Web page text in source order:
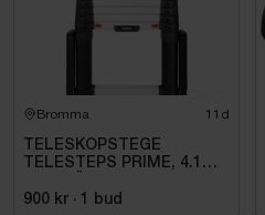
Bromma 11d
TELESKOPSTEGE
TELESTEPS PRIME, 4.1M
STABILISATOR
900 kr · 1 bud